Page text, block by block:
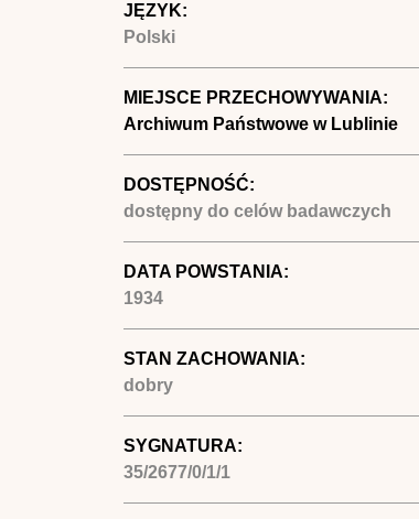
JĘZYK:
Polski
MIEJSCE PRZECHOWYWANIA:
Archiwum Państwowe w Lublinie
DOSTĘPNOŚĆ:
dostępny do celów badawczych
DATA POWSTANIA:
1934
STAN ZACHOWANIA:
dobry
SYGNATURA:
35/2677/0/1/1